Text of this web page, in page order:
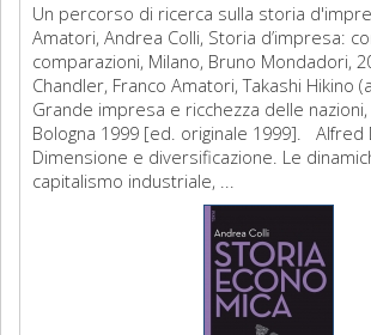
Matematica
Diritto
Un percorso di ricerca sulla storia
Amatori, Andrea Colli, Storia d’impresa:
comparazioni, Milano, Bruno Mondadori,
Chandler, Franco Amatori, Takashi Hikino
Grande impresa e ricchezza delle nazioni,
Bologna 1999 [ed. originale 1999]. Alfred
Dimensione e diversificazione. Le
capitalismo industriale, ...